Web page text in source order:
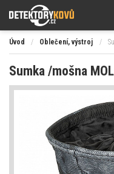
Úvod / Oblečení, výstroj /
Sumka /mošna